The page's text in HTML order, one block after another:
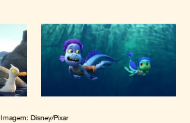
Imagem: Disney/Pixar